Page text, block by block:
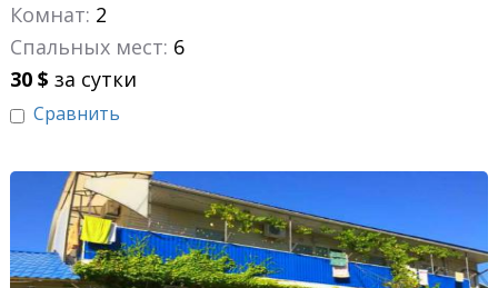
Комнат: 2
Спальных мест: 6
30 $ за сутки
Сравнить